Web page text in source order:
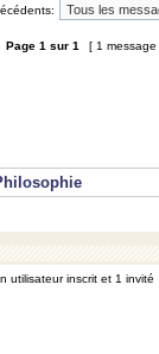
Page 1 sur 1 [ 1
utilisateur inscrit et 1 invité